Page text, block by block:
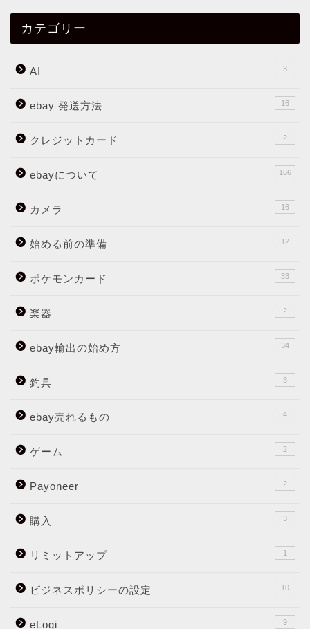
カテゴリー
AI 3
ebay 発送方法 16
クレジットカード 2
ebayについて 166
カメラ 16
始める前の準備 12
ポケモンカード 33
楽器 2
ebay輸出の始め方 34
釣具 3
ebay売れるもの 4
ゲーム 2
Payoneer 2
購入 3
リミットアップ 1
ビジネスポリシーの設定 10
eLogi 9